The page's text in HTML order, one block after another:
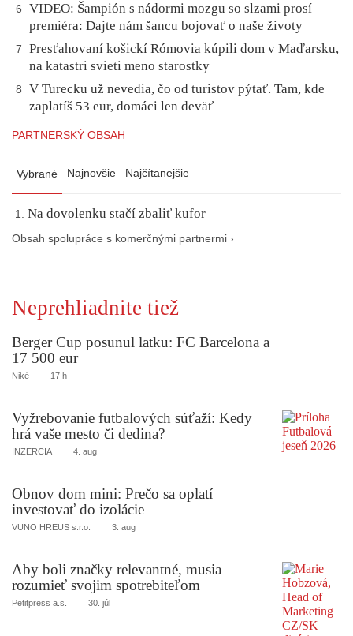
6
VIDEO: Šampión s nádormi mozgu so slzami prosí
premiéra: Dajte nám šancu bojovať o naše životy
7
Presťahovaní košickí Rómovia kúpili dom v Maďarsku,
na katastri svieti meno starostky
8
V Turecku už nevedia, čo od turistov pýtať. Tam, kde
zaplatíš 53 eur, domáci len deväť
PARTNERSKÝ OBSAH
Vybrané Najnovšie Najčítanejšie
Na dovolenku stačí zbaliť kufor
Obsah spolupráce s komerčnými partnermi ›
Neprehliadnite tiež
Berger Cup posunul latku: FC Barcelona a
17 500 eur
Niké 17 h
Vyžrebovanie futbalových súťaží: Kedy
hrá vaše mesto či dedina?
INZERCIA 4. aug
Obnov dom mini: Prečo sa oplatí
investovať do izolácie
VUNO HREUS s.r.o. 3. aug
Aby boli značky relevantné, musia
rozumieť svojim spotrebiteľom
Petitpress a.s. 30. júl